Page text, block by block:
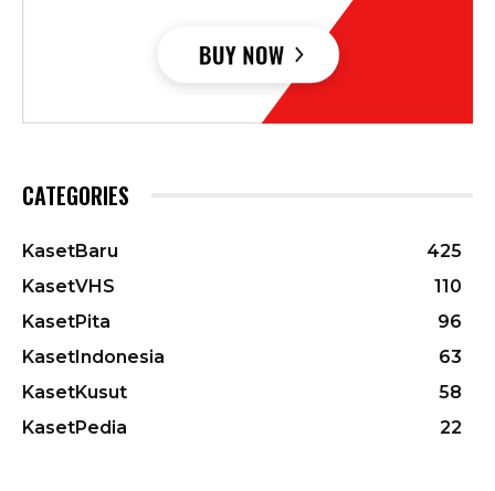
CATEGORIES
KasetBaru
425
KasetVHS
110
KasetPita
96
KasetIndonesia
63
KasetKusut
58
KasetPedia
22